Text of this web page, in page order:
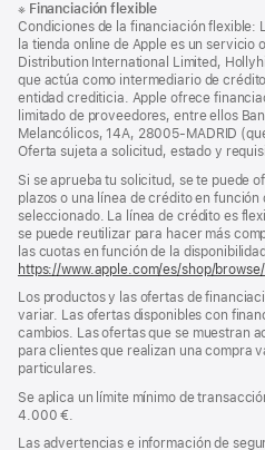
a
pie
de
página
al
pie
※ Financiación flexible
Condiciones de la financiación flexible:
la tienda online de Apple es un servicio
Distribution International Limited,
que actúa como intermediario de
entidad crediticia. Apple ofrece
limitado de proveedores, entre ellos
Melancólicos, 14A, 28005-MADRID
Oferta sujeta a solicitud, estado y
Si se aprueba tu solicitud, se te puede
plazos o una línea de crédito en
seleccionado. La línea de crédito es
se puede reutilizar para hacer más
las cuotas en función de la
https://www.apple.com/es/shop/
Los productos y las ofertas de
variar. Las ofertas disponibles con
cambios. Las ofertas que se muestran
para clientes que realizan una compra
particulares.
Se aplica un límite mínimo de
4.000 €.
Las advertencias e información de